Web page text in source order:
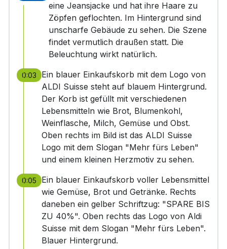
eine Jeansjacke und hat ihre Haare zu
Zöpfen geflochten. Im Hintergrund sind
unscharfe Gebäude zu sehen. Die Szene
findet vermutlich draußen statt. Die
Beleuchtung wirkt natürlich.
0:03
Ein blauer Einkaufskorb mit dem Logo von
ALDI Suisse steht auf blauem Hintergrund.
Der Korb ist gefüllt mit verschiedenen
Lebensmitteln wie Brot, Blumenkohl,
Weinflasche, Milch, Gemüse und Obst.
Oben rechts im Bild ist das ALDI Suisse
Logo mit dem Slogan "Mehr fürs Leben"
und einem kleinen Herzmotiv zu sehen.
0:05
Ein blauer Einkaufskorb voller Lebensmittel
wie Gemüse, Brot und Getränke. Rechts
daneben ein gelber Schriftzug: "SPARE BIS
ZU 40%". Oben rechts das Logo von Aldi
Suisse mit dem Slogan "Mehr fürs Leben".
Blauer Hintergrund.